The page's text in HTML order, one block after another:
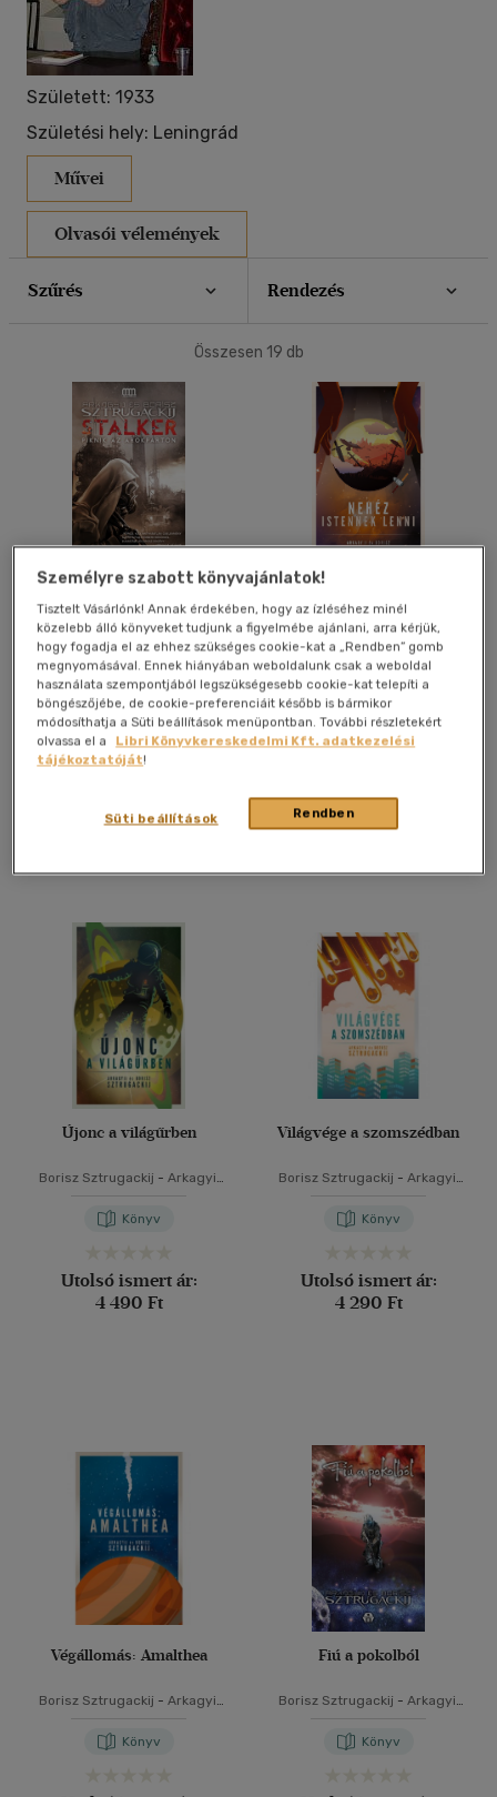
Született: 1933
Születési hely: Leningrád
Művei
Olvasói vélemények
Szűrés Rendezés
40 db / oldal
Összesen 19 db
Borisz Sztrugackij-Arkagyij
Sztrugackij
Könyv
Árinformációk
Kosárba
Borisz Sztrugackij-Arkagyij
Sztrugackij
Könyv
Utolsó ismert ár:
Újonc a világűrben
Borisz Sztrugackij - Arkagyij
Könyv
Utolsó ismert ár:
4 490 Ft
Világvége a szomszédban
Borisz Sztrugackij - Arkagyij
Könyv
Utolsó ismert ár:
4 290 Ft
Végállomás: Amalthea
Borisz Sztrugackij - Arkagyij
Könyv
Fiú a pokolból
Borisz Sztrugackij - Arkagyij
Könyv
Személyre szabott könyvajánlatok!
Tisztelt Vásárlónk! Annak érdekében, hogy az ízléséhez minél
közelebb álló könyveket tudjunk a figyelmébe ajánlani, arra kérjük,
hogy fogadja el az ehhez szükséges cookie-kat a „Rendben” gomb
megnyomásával. Ennek hiányában weboldalunk csak a weboldal
használata szempontjából legszükségesebb cookie-kat telepíti a
böngészőjébe, de cookie-preferenciáit később is bármikor
módosíthatja a Süti beállítások menüpontban. További részletekért
olvassa el a
Libri Könyvkereskedelmi Kft. adatkezelési
tájékoztatóját!
Rendben
Süti beállítások